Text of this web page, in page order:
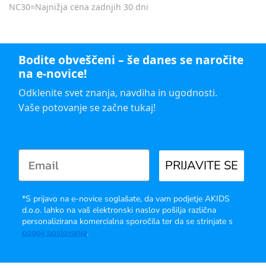
NC30=Najnižja cena zadnjih 30 dni
Bodite obveščeni – še danes se naročite
na e-novice!
Odklenite svet znanja, navdiha in ugodnosti.
Vaše potovanje se začne tukaj!
PRIJAVITE SE
*S prijavo na e-novice soglašate, da vam podjetje AKIDS
d.o.o. lahko na vaš elektronski naslov pošilja različna
personalizirana komercialna sporočila ter da se strinjate s
pogoji poslovanja.